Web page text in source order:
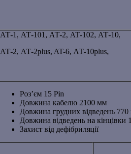
АТ-1, АТ-101, АТ-2, AT‑102, АТ-10,
АТ-2, АТ-2plus, AT-6, АТ-10plus,
Роз’єм 15 Pin
Довжина кабелю 2100 мм
Довжина грудних відведень
Довжина відведень на кінцівки
Захист від дефібриляції